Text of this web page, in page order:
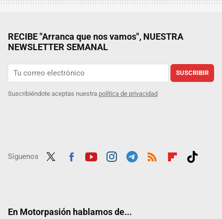
RECIBE "Arranca que nos vamos", NUESTRA
NEWSLETTER SEMANAL
SUSCRIBIR
Suscribiéndote aceptas nuestra política de privacidad
Síguenos
En Motorpasión hablamos de...